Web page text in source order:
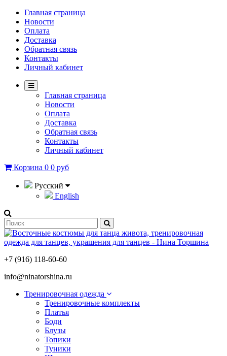
Главная страница
Новости
Оплата
Доставка
Обратная связь
Контакты
Личный кабинет
Главная страница
Новости
Оплата
Доставка
Обратная связь
Контакты
Личный кабинет
Корзина 0 0 руб
Русский
English
+7 (916) 118-60-60
info@ninatorshina.ru
Тренировочная одежда
Тренировочные комплекты
Платья
Боди
Блузы
Топики
Туники